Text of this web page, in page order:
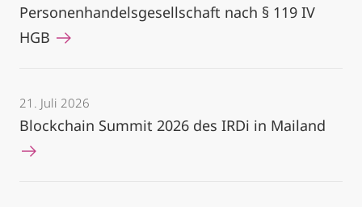
Personenhandelsgesellschaft nach § 119 IV
HGB
21. Juli 2026
Blockchain Summit 2026 des IRDi in Mailand